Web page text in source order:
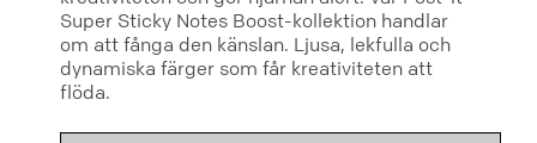
Super Sticky Notes Boost-kollektion handlar
om att fånga den känslan. Ljusa, lekfulla och
dynamiska färger som får kreativiteten att
flöda.